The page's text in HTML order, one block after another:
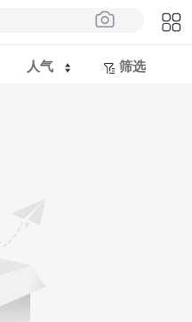
人气 筛选